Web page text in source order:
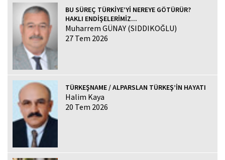
BU SÜREÇ TÜRKİYE’Yİ NEREYE GÖTÜRÜR?
HAKLI ENDİŞELERİMİZ...
Muharrem GÜNAY (SIDDIKOĞLU)
27 Tem 2026
TÜRKEŞNAME / ALPARSLAN TÜRKEŞ’İN HAYATI
Halim Kaya
20 Tem 2026